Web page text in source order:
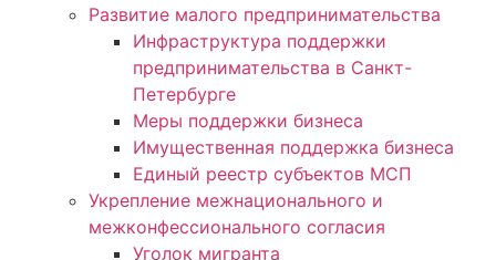
Развитие малого предпринимательства
Инфраструктура поддержки
предпринимательства в Санкт-
Петербурге
Меры поддержки бизнеса
Имущественная поддержка бизнеса
Единый реестр субъектов МСП
Укрепление межнационального и
межконфессионального согласия
Уголок мигранта